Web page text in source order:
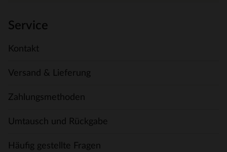
Service
Kontakt
Versand & Lieferung
Zahlungsmethoden
Umtausch und Rückgabe
Häufig gestellte Fragen